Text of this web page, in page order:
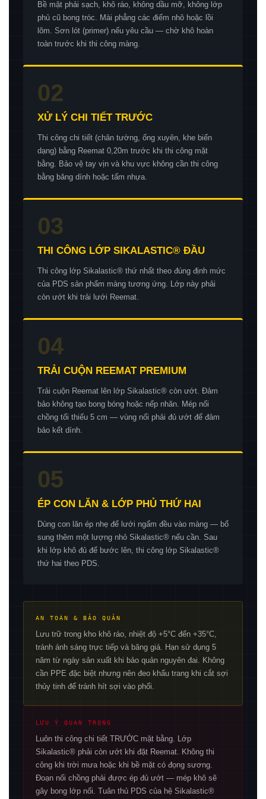
Bề mặt phải sạch, khô ráo, không dầu mỡ, không lớp
phủ cũ bong tróc. Mài phẳng các điểm nhô hoặc lồi
lõm. Sơn lót (primer) nếu yêu cầu — chờ khô hoàn
toàn trước khi thi công màng.
02
XỬ LÝ CHI TIẾT TRƯỚC
Thi công chi tiết (chân tường, ống xuyên, khe biến
dạng) bằng Reemat 0,20m trước khi thi công mặt
bằng. Bảo vệ tay vịn và khu vực không cần thi công
bằng băng dính hoặc tấm nhựa.
03
THI CÔNG LỚP SIKALASTIC® ĐẦU
Thi công lớp Sikalastic® thứ nhất theo đúng định mức
của PDS sản phẩm màng tương ứng. Lớp này phải
còn ướt khi trải lưới Reemat.
04
TRẢI CUỘN REEMAT PREMIUM
Trải cuộn Reemat lên lớp Sikalastic® còn ướt. Đảm
bảo không tạo bong bóng hoặc nếp nhăn. Mép nối
chồng tối thiểu 5 cm — vùng nối phải đủ ướt để đảm
bảo kết dính.
05
ÉP CON LĂN & LỚP PHỦ THỨ HAI
Dùng con lăn ép nhẹ để lưới ngấm đều vào màng — bổ
sung thêm một lượng nhỏ Sikalastic® nếu cần. Sau
khi lớp khô đủ để bước lên, thi công lớp Sikalastic®
thứ hai theo PDS.
AN TOÀN & BẢO QUẢN
Lưu trữ trong kho khô ráo, nhiệt độ +5°C đến +35°C,
tránh ánh sáng trực tiếp và băng giá. Hạn sử dụng 5
năm từ ngày sản xuất khi bảo quản nguyên đai. Không
cần PPE đặc biệt nhưng nên đeo khẩu trang khi cắt sợi
thủy tinh để tránh hít sợi vào phổi.
LƯU Ý QUAN TRỌNG
Luôn thi công chi tiết TRƯỚC mặt bằng. Lớp
Sikalastic® phải còn ướt khi đặt Reemat. Không thi
công khi trời mưa hoặc khi bề mặt có đọng sương.
Đoạn nối chồng phải được ép đủ ướt — mép khô sẽ
gây bong lớp nối. Tuân thủ PDS của hệ Sikalastic®